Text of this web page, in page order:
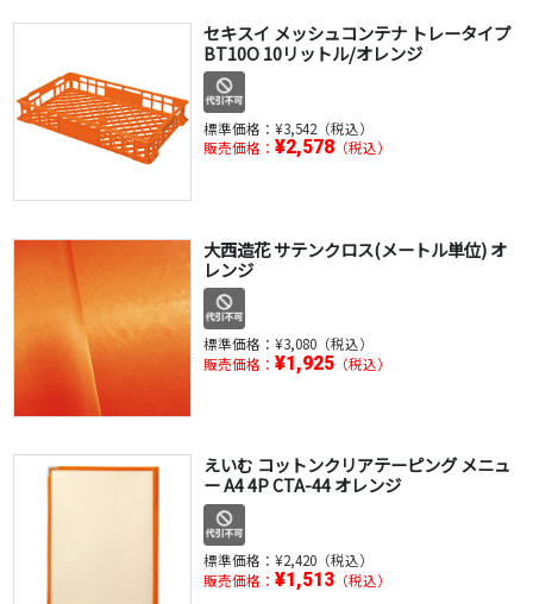
セキスイ メッシュコンテナ トレータイプ
BT10O 10リットル/オレンジ
標準価格： ¥3,542（税込）
販売価格： ¥2,578（税込）
大西造花 サテンクロス(メートル単位) オ
レンジ
標準価格： ¥3,080（税込）
販売価格： ¥1,925（税込）
えいむ コットンクリアテーピング メニュ
ー A4 4P CTA-44 オレンジ
標準価格： ¥2,420（税込）
販売価格： ¥1,513（税込）